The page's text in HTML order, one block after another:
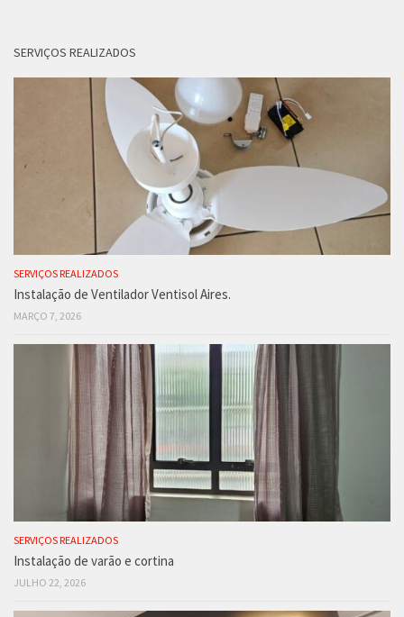
SERVIÇOS REALIZADOS
SERVIÇOS REALIZADOS
Instalação de Ventilador Ventisol Aires.
MARÇO 7, 2026
SERVIÇOS REALIZADOS
Instalação de varão e cortina
JULHO 22, 2026